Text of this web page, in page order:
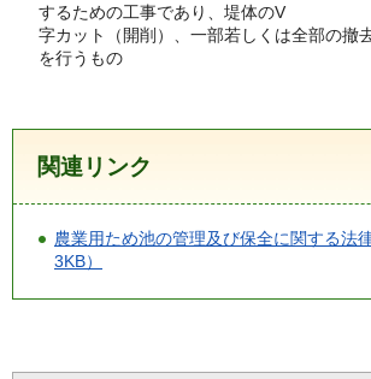
するための工事であり、堤体のV
字カット（開削）、一部若しくは全部の撤
を行うもの
関連リンク
農業用ため池の管理及び保全に関する法
3KB）